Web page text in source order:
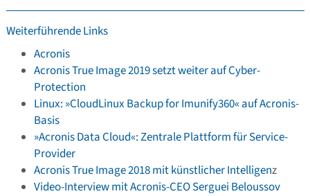
Weiterführende Links
Acronis
Acronis True Image 2019 setzt weiter auf Cyber-
Protection
Linux: »CloudLinux Backup for Imunify360« auf Acronis-
Basis
»Acronis Data Cloud«: Zentrale Plattform für Service-
Provider
Acronis True Image 2018 mit künstlicher Intelligenz
Video-Interview mit Acronis-CEO Serguei Beloussov